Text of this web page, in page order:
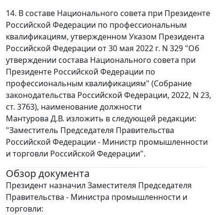
14. В составе Национального совета при Президенте
Российской Федерации по профессиональным
квалификациям, утвержденном Указом Президента
Российской Федерации от 30 мая 2022 г. N 329 "Об
утверждении состава Национального совета при
Президенте Российской Федерации по
профессиональным квалификациям" (Собрание
законодательства Российской Федерации, 2022, N 23,
ст. 3763), наименование должности
Мантурова Д.В. изложить в следующей редакции:
"Заместитель Председателя Правительства
Российской Федерации - Министр промышленности
и торговли Российской Федерации".
Обзор документа
Президент назначил Заместителя Председателя
Правительства - Министра промышленности и
торговли: